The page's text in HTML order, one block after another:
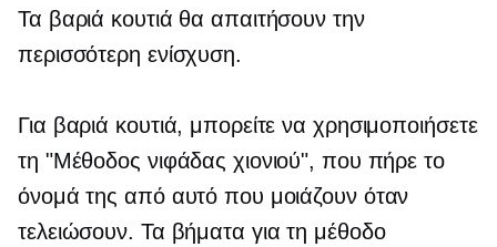
Τα βαριά κουτιά θα απαιτήσουν την
περισσότερη ενίσχυση.
Για βαριά κουτιά, μπορείτε να χρησιμοποιήσετε
τη "Μέθοδος νιφάδας χιονιού", που πήρε το
όνομά της από αυτό που μοιάζουν όταν
τελειώσουν. Τα βήματα για τη μέθοδο